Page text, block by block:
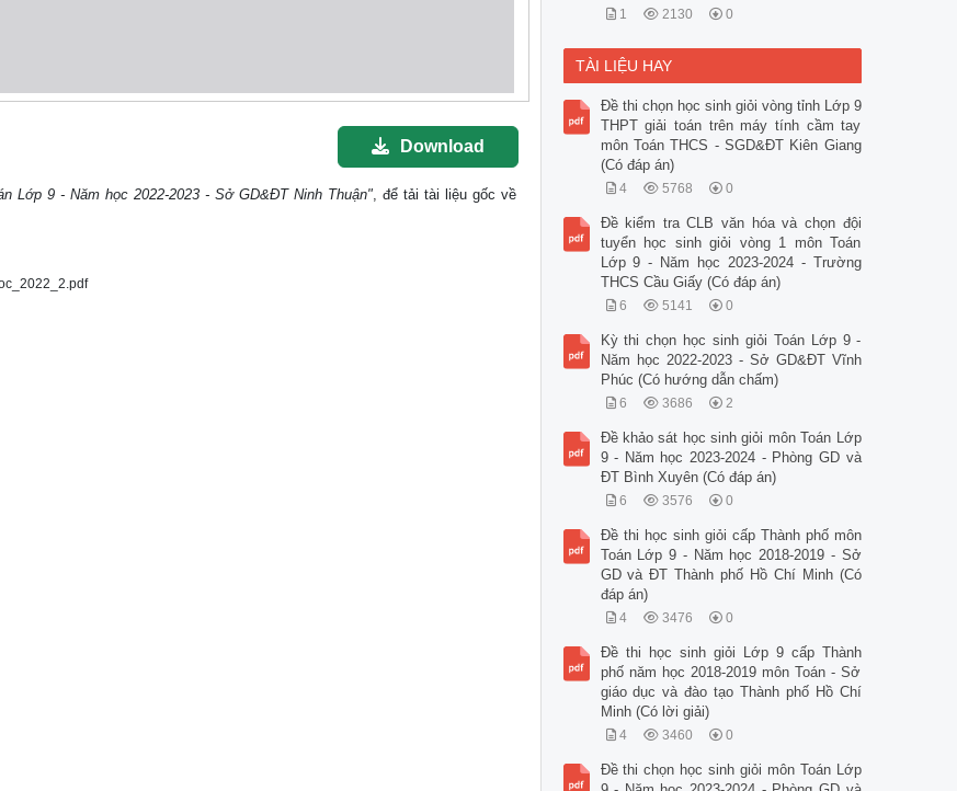
Download
Lớp 9 - Năm học 2022-2023 - Sở GD&ĐT Ninh Thuận", để tải tài liệu gốc về
1 2130 0
TÀI LIỆU HAY
Đề thi chọn học sinh giỏi vòng tỉnh Lớp 9
THPT giải toán trên máy tính cầm tay
môn Toán THCS - SGD&ĐT Kiên Giang
(Có đáp án)
4 5768 0
Đề kiểm tra CLB văn hóa và chọn đội
tuyển học sinh giỏi vòng 1 môn Toán
Lớp 9 - Năm học 2023-2024 - Trường
THCS Cầu Giấy (Có đáp án)
6 5141 0
Kỳ thi chọn học sinh giỏi Toán Lớp 9 -
Năm học 2022-2023 - Sở GD&ĐT Vĩnh
Phúc (Có hướng dẫn chấm)
6 3686 2
Đề khảo sát học sinh giỏi môn Toán Lớp
9 - Năm học 2023-2024 - Phòng GD và
ĐT Bình Xuyên (Có đáp án)
6 3576 0
Đề thi học sinh giỏi cấp Thành phố môn
Toán Lớp 9 - Năm học 2018-2019 - Sở
GD và ĐT Thành phố Hồ Chí Minh (Có
đáp án)
4 3476 0
Đề thi học sinh giỏi Lớp 9 cấp Thành
phố năm học 2018-2019 môn Toán - Sở
giáo dục và đào tạo Thành phố Hồ Chí
Minh (Có lời giải)
4 3460 0
Đề thi chọn học sinh giỏi môn Toán Lớp